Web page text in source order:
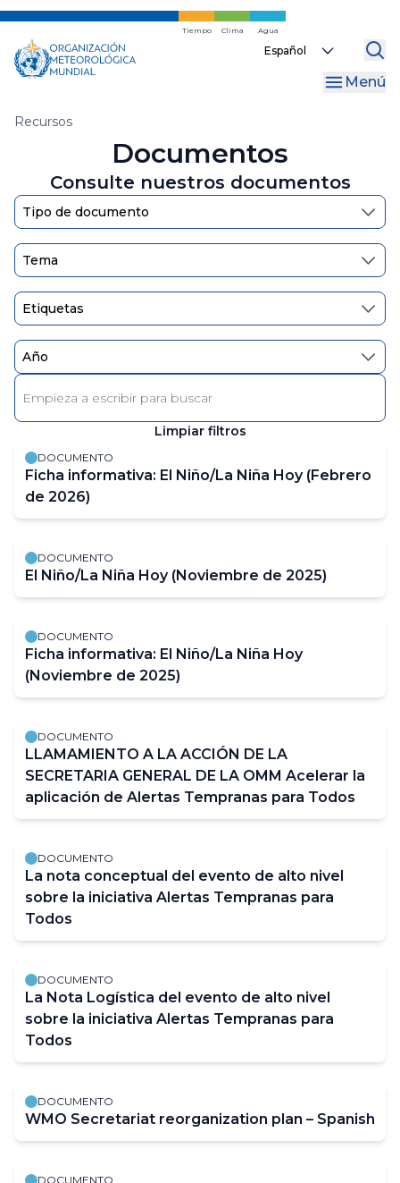
Ir
contenido
principal
Tiempo Clima Agua
Select
Menú
Migas
pan
Recursos
Documentos
Consulte nuestros documentos
Enter
keyword
results
will
automatically
refresh
filter
values
change.
Limpiar filtros
DOCUMENTO
Ficha informativa: El Niño/La Niña Hoy (Febrero
de 2026)
DOCUMENTO
El Niño/La Niña Hoy (Noviembre de 2025)
DOCUMENTO
Ficha informativa: El Niño/La Niña Hoy
(Noviembre de 2025)
DOCUMENTO
LLAMAMIENTO A LA ACCIÓN DE LA
SECRETARIA GENERAL DE LA OMM Acelerar la
aplicación de Alertas Tempranas para Todos
DOCUMENTO
La nota conceptual del evento de alto nivel
sobre la iniciativa Alertas Tempranas para
Todos
DOCUMENTO
La Nota Logística del evento de alto nivel
sobre la iniciativa Alertas Tempranas para
Todos
DOCUMENTO
WMO Secretariat reorganization plan – Spanish
DOCUMENTO